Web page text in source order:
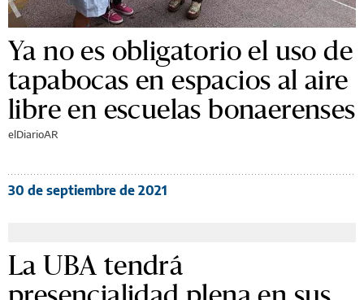
Ya no es obligatorio el uso de
tapabocas en espacios al aire
libre en escuelas bonaerenses
elDiarioAR
30 de septiembre de 2021